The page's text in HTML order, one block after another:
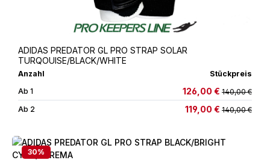
ADIDAS PREDATOR GL PRO STRAP SOLAR
TURQOUISE/BLACK/WHITE
Anzahl
Stückpreis
Ab1 126,00 € 140,00 €
Ab 2 119,00 € 140,00 €
30%